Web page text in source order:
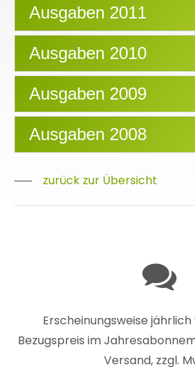
Ausgaben 2011
Ausgaben 2010
Ausgaben 2009
Ausgaben 2008
zurück zur Übersicht
Erscheinungsweise
Bezugspreis im
Versand, zzgl.